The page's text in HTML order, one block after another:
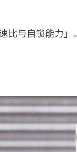
与自锁能力」。